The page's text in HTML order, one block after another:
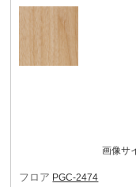
画像サ
フロア PGC-2474